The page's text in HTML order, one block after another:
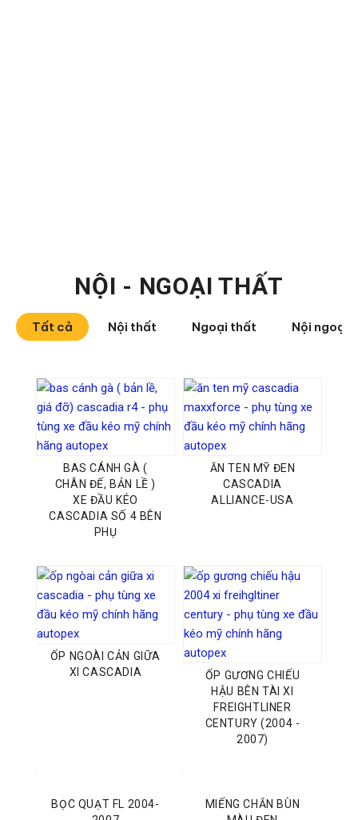
NỘI - NGOẠI THẤT
Tất cả Nội thất Ngoại thất Nội ngoại
BAS CÁNH GÀ (
CHÂN ĐẾ, BẢN LỀ )
XE ĐẦU KÉO
CASCADIA SỐ 4 BÊN
PHỤ
ĂN TEN MỸ ĐEN
CASCADIA
ALLIANCE-USA
ỐP NGOÀI CẢN GIỮA
XI CASCADIA
ỐP GƯƠNG CHIẾU
HẬU BÊN TÀI XI
FREIGHTLINER
CENTURY (2004 -
2007)
BỌC QUẠT FL 2004-
MIẾNG CHẮN BÙN